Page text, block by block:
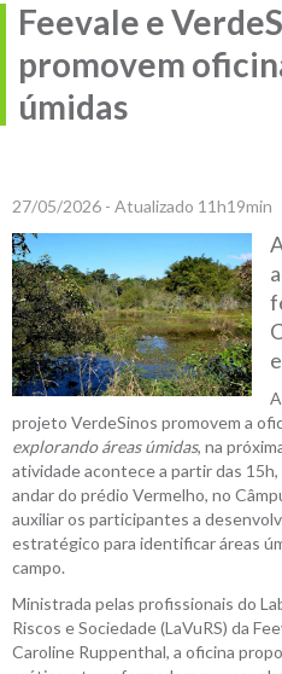
Feevale e
promovem
úmidas
27/05/2026 - Atualizado 11h19min
projeto VerdeSinos promovem a
explorando áreas úmidas, na
atividade acontece a partir das
andar do prédio Vermelho, no
auxiliar os participantes a
estratégico para identificar áreas
campo.
Ministrada pelas profissionais do
Riscos e Sociedade (LaVuRS) da
Caroline Ruppenthal, a oficina